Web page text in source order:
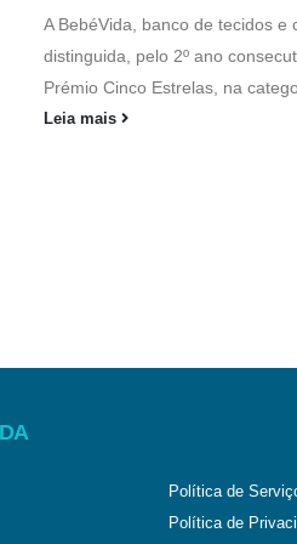
A BebéVida, banco de tecidos e
distinguida, pelo 2º ano
Prémio Cinco Estrelas, na
Leia mais
Política de
Política de